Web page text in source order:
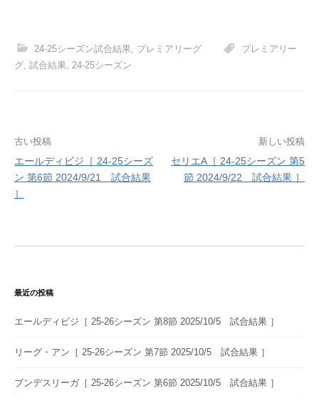
24-25シーズン試合結果 プレミアリーグ
プレミアリー
グ, 試合結果, 24-25シーズン
投
稿
ナ
シ
ョ
古い投稿
エールディビジ［ 24-25シーズ
ン 第6節 2024/9/21 試合結果
］
新しい投稿
セリエA［ 24-25シーズン 第5
節 2024/9/22 試合結果 ］
最近の投稿
エールディビジ［ 25-26シーズン 第8節 2025/10/5 試合結果 ］
リーグ・アン［ 25-26シーズン 第7節 2025/10/5 試合結果 ］
ブンデスリーガ［ 25-26シーズン 第6節 2025/10/5 試合結果 ］